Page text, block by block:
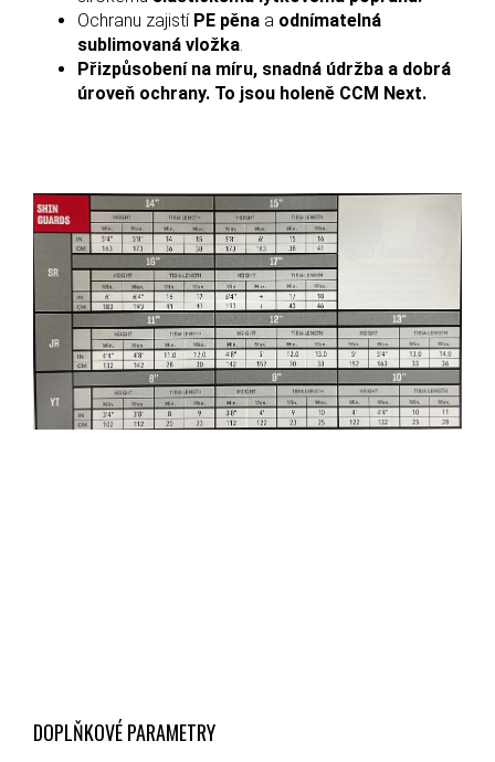
Ochranu zajistí PE pěna a odnímatelná
sublimovaná vložka
Přizpůsobení na míru, snadná údržba a dobrá
úroveň ochrany. To jsou holeně CCM Next.
DOPLŇKOVÉ PARAMETRY